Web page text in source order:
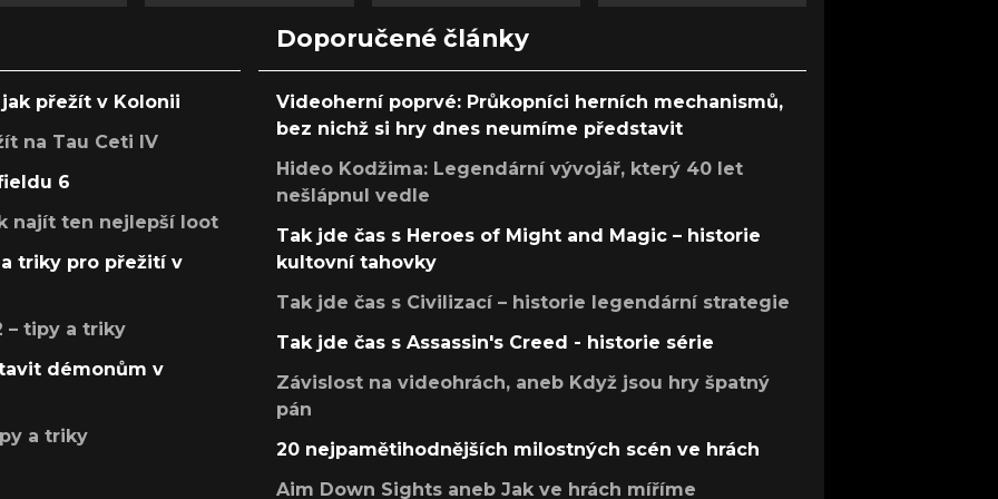
přežít v Kolonii
na Tau Ceti IV
6
najít ten nejlepší loot
triky pro přežití v
– tipy a triky
démonům v
a triky
Doporučené články
Videoherní poprvé: Průkopníci herních mechanismů,
bez nichž si hry dnes neumíme představit
Hideo Kodžima: Legendární vývojář, který 40 let
nešlápnul vedle
Tak jde čas s Heroes of Might and Magic – historie
kultovní tahovky
Tak jde čas s Civilizací – historie legendární strategie
Tak jde čas s Assassin's Creed - historie série
Závislost na videohrách, aneb Když jsou hry špatný
pán
20 nejpamětihodnějších milostných scén ve hrách
Aim Down Sights aneb Jak ve hrách míříme